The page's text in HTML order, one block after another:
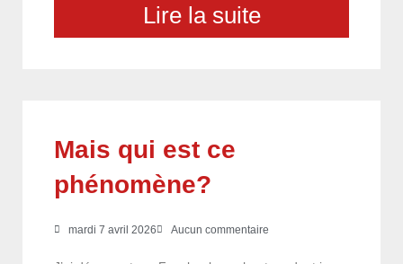
Lire la suite
Mais qui est ce
phénomène?
mardi 7 avril 2026 Aucun commentaire